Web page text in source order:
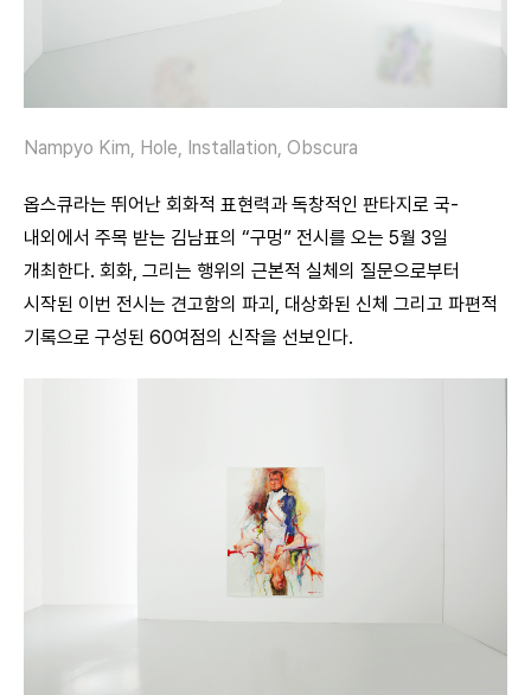
Nampyo Kim, Hole, Installation, Obscura
옵스큐라는 뛰어난 회화적 표현력과 독창적인 판타지로 국-
내외에서 주목 받는 김남표의 “구멍” 전시를 오는 5월 3일
개최한다. 회화, 그리는 행위의 근본적 실체의 질문으로부터
시작된 이번 전시는 견고함의 파괴, 대상화된 신체 그리고 파편적
기록으로 구성된 60여점의 신작을 선보인다.